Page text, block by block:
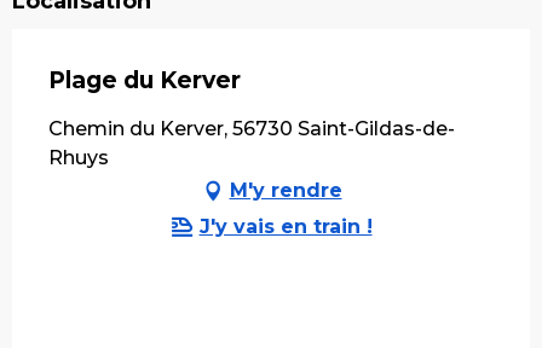
Plage du Kerver
Chemin du Kerver, 56730 Saint-Gildas-de-
Rhuys
M'y rendre
J'y vais en train !